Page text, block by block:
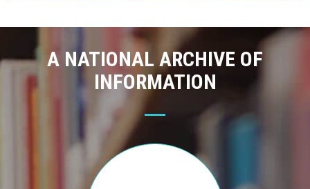
A NATIONAL ARCHIVE OF
INFORMATION